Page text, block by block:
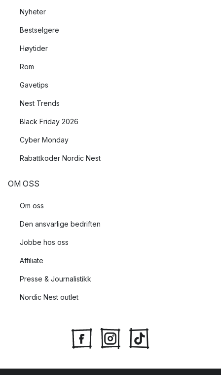
Nyheter
Bestselgere
Høytider
Rom
Gavetips
Nest Trends
Black Friday 2026
Cyber Monday
Rabattkoder Nordic Nest
OM OSS
Om oss
Den ansvarlige bedriften
Jobbe hos oss
Affiliate
Presse & Journalistikk
Nordic Nest outlet